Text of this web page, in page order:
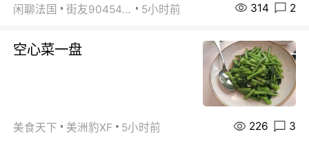
闲聊法国 街友90454511 5小时前 314 2
空心菜一盘
美食天下 美洲豹XF 5小时前 226 3